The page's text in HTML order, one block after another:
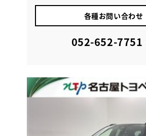
各種お問い合わせ
052-652-7751